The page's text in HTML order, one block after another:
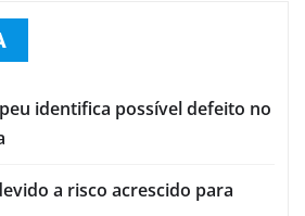
identifica possível defeito no
a risco acrescido para